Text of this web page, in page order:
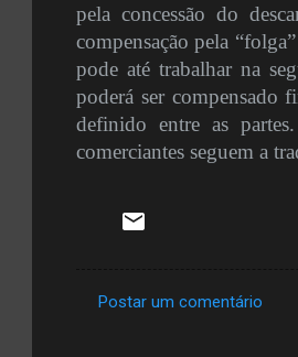
pela concessão do
compensação pela
pode até trabalhar na
poderá ser compensado
definido entre as
comerciantes seguem a
Postar um comentário